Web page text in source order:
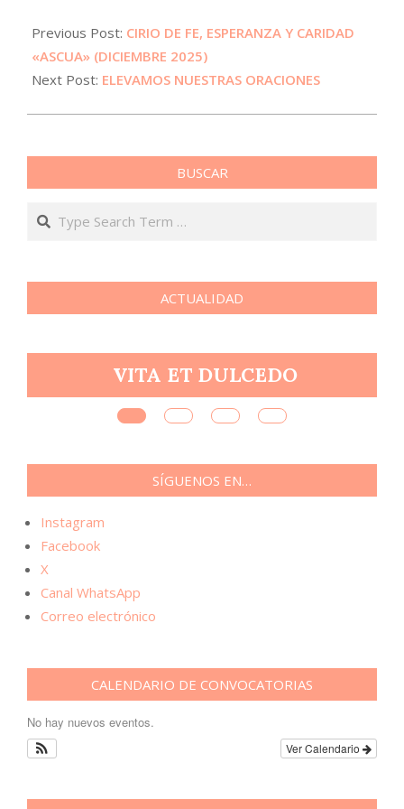
Previous Post: CIRIO DE FE, ESPERANZA Y CARIDAD
«ASCUA» (DICIEMBRE 2025)
Next Post: ELEVAMOS NUESTRAS ORACIONES
BUSCAR
Search
ACTUALIDAD
VITA ET DULCEDO
SÍGUENOS EN…
Instagram
Facebook
X
Canal WhatsApp
Correo electrónico
CALENDARIO DE CONVOCATORIAS
No hay nuevos eventos.
Ver Calendario